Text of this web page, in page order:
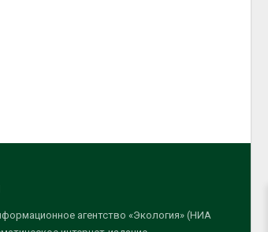
агентство «Экология» (НИА